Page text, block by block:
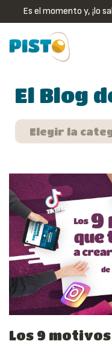
Es el momento y, ¡lo
El Blog
Los 9